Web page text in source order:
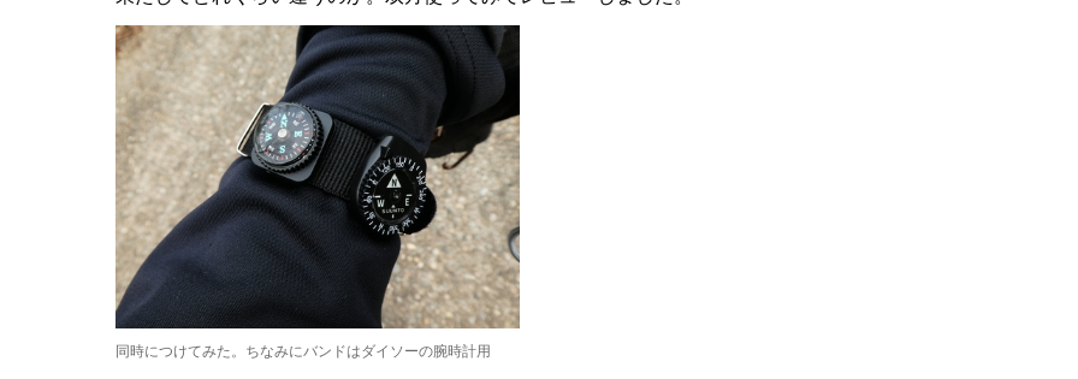
同時につけてみた。ちなみにバンドはダイソーの腕時計用